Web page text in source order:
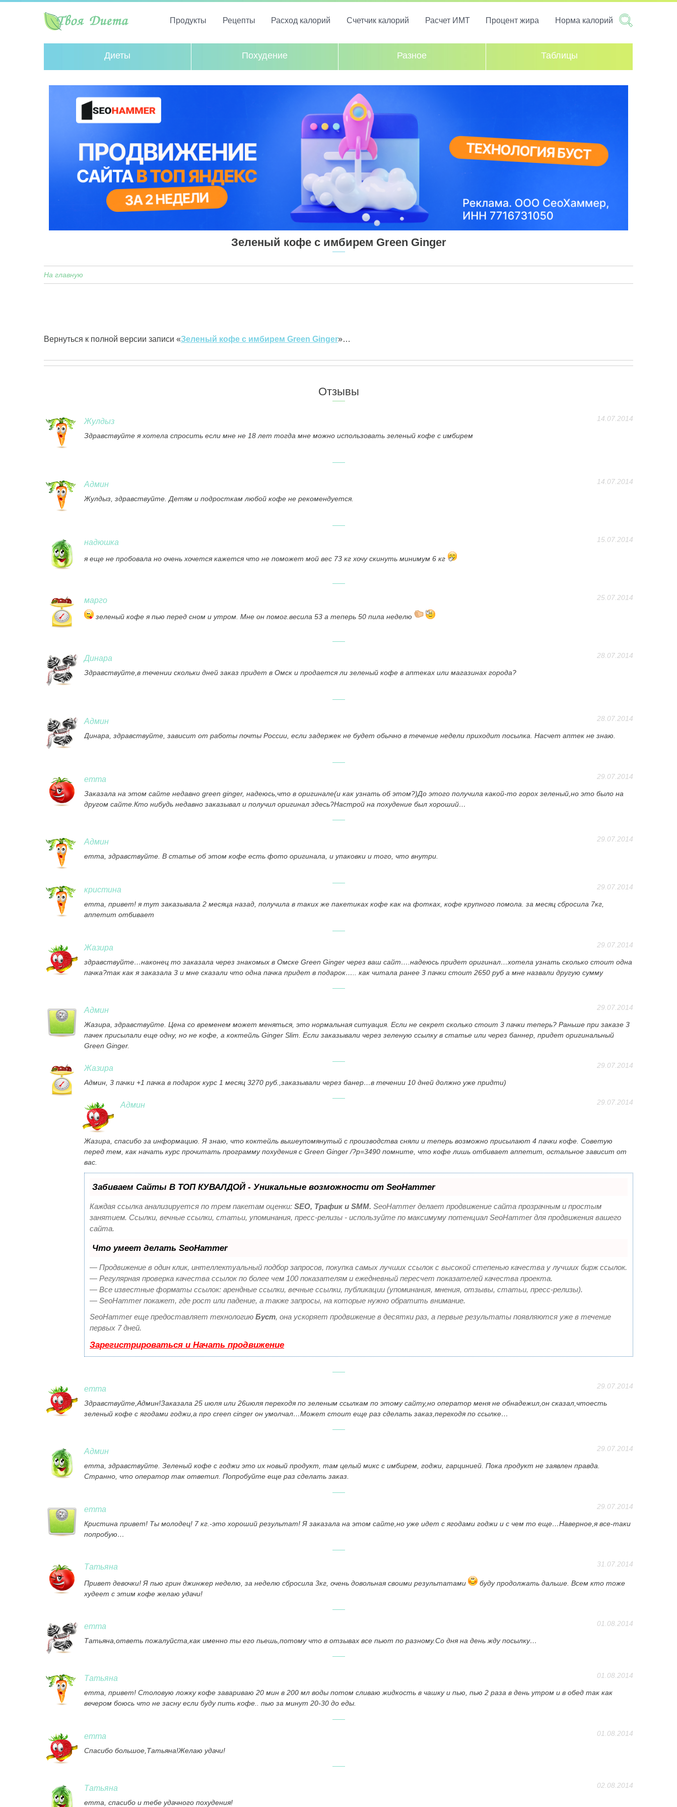
Продукты Рецепты Расход калорий Счетчик калорий Расчет ИМТ Процент жира Норма калорий
Диеты Похудение Разное Таблицы
Зеленый кофе с имбирем Green Ginger
На главную
Вернуться к полной версии записи «Зеленый кофе с имбирем Green Ginger»…
Отзывы
Жулдыз 14.07.2014
Здравствуйте я хотела спросить если мне не 18 лет тогда мне можно использовать зеленый кофе с имбирем
Админ 14.07.2014
Жулдыз, здравствуйте. Детям и подросткам любой кофе не рекомендуется.
надюшка 15.07.2014
я еще не пробовала но очень хочется кажется что не поможет мой вес 73 кг хочу скинуть минимум 6 кг
марго 25.07.2014
зеленый кофе я пью перед сном и утром. Мне он помог.весила 53 а теперь 50 пила неделю
Динара 28.07.2014
Здравствуйте,в течении скольки дней заказ придет в Омск и продается ли зеленый кофе в аптеках или магазинах города?
Админ 28.07.2014
Динара, здравствуйте, зависит от работы почты России, если задержек не будет обычно в течение недели приходит посылка. Насчет аптек не знаю.
emma 29.07.2014
Заказала на этом сайте недавно green ginger, надеюсь,что в оригинале(и как узнать об этом?)До этого получила какой-то горох зеленый,но это было на
другом сайте.Кто нибудь недавно заказывал и получил оригинал здесь?Настрой на похудение был хороший…
Админ 29.07.2014
emma, здравствуйте. В статье об этом кофе есть фото оригинала, и упаковки и того, что внутри.
кристина 29.07.2014
emma, привет! я тут заказывала 2 месяца назад, получила в таких же пакетиках кофе как на фотках, кофе крупного помола. за месяц сбросила 7кг,
аппетит отбивает
Жазира 29.07.2014
здравствуйте…наконец то заказала через знакомых в Омске Green Ginger через ваш сайт….надеюсь придет оригинал…хотела узнать сколько стоит одна
пачка?так как я заказала 3 и мне сказали что одна пачка придет в подарок….. как читала ранее 3 пачки стоит 2650 руб а мне назвали другую сумму
Админ 29.07.2014
Жазира, здравствуйте. Цена со временем может меняться, это нормальная ситуация. Если не секрет сколько стоит 3 пачки теперь? Раньше при заказе 3
пачек присылали еще одну, но не кофе, а коктейль Ginger Slim. Если заказывали через зеленую ссылку в статье или через баннер, придет оригинальный
Green Ginger.
Жазира 29.07.2014
Админ, 3 пачки +1 пачка в подарок курс 1 месяц 3270 руб.,заказывали через банер…в течении 10 дней должно уже придти)
Админ 29.07.2014
Жазира, спасибо за информацию. Я знаю, что коктейль вышеупомянутый с производства сняли и теперь возможно присылают 4 пачки кофе. Советую
перед тем, как начать курс прочитать программу похудения с Green Ginger /?p=3490 помните, что кофе лишь отбивает аппетит, остальное зависит от
вас.
Забиваем Сайты В ТОП КУВАЛДОЙ - Уникальные возможности от SeoHammer
Каждая ссылка анализируется по трем пакетам оценки: SEO, Трафик и SMM. SeoHammer делает продвижение сайта прозрачным и простым
занятием. Ссылки, вечные ссылки, статьи, упоминания, пресс-релизы - используйте по максимуму потенциал SeoHammer для продвижения вашего
сайта.
Что умеет делать SeoHammer
— Продвижение в один клик, интеллектуальный подбор запросов, покупка самых лучших ссылок с высокой степенью качества у лучших бирж ссылок.
— Регулярная проверка качества ссылок по более чем 100 показателям и ежедневный пересчет показателей качества проекта.
— Все известные форматы ссылок: арендные ссылки, вечные ссылки, публикации (упоминания, мнения, отзывы, статьи, пресс-релизы).
— SeoHammer покажет, где рост или падение, а также запросы, на которые нужно обратить внимание.
SeoHammer еще предоставляет технологию Буст, она ускоряет продвижение в десятки раз, а первые результаты появляются уже в течение
первых 7 дней.
Зарегистрироваться и Начать продвижение
emma 29.07.2014
Здравствуйте,Админ!Заказала 25 июля или 26июля переходя по зеленым ссылкам по этому сайту,но оператор меня не обнадежил,он сказал,чтоесть
зеленый кофе с ягодами годжи,а про creen cinger он умолчал…Может стоит еще раз сделать заказ,переходя по ссылке…
Админ 29.07.2014
emma, здравствуйте. Зеленый кофе с годжи это их новый продукт, там целый микс с имбирем, годжи, гарцинией. Пока продукт не заявлен правда.
Странно, что оператор так ответил. Попробуйте еще раз сделать заказ.
emma 29.07.2014
Кристина привет! Ты молодец! 7 кг.-это хороший результат! Я заказала на этом сайте,но уже идет с ягодами годжи и с чем то еще…Наверное,я все-таки
попробую…
Татьяна 31.07.2014
Привет девочки! Я пью грин джинжер неделю, за неделю сбросила 3кг, очень довольная своими результатами
буду продолжать дальше. Всем кто тоже
худеет с этим кофе желаю удачи!
emma 01.08.2014
Татьяна,ответь пожалуйста,как именно ты его пьешь,потому что в отзывах все пьют по разному.Со дня на день жду посылку…
Татьяна 01.08.2014
emma, привет! Столовую ложку кофе завариваю 20 мин в 200 мл воды потом сливаю жидкость в чашку и пью, пью 2 раза в день утром и в обед так как
вечером боюсь что не засну если буду пить кофе.. пью за минут 20-30 до еды.
emma 01.08.2014
Спасибо большое,Татьяна!Желаю удачи!
Татьяна 02.08.2014
emma, спасибо и тебе удачного похудения!